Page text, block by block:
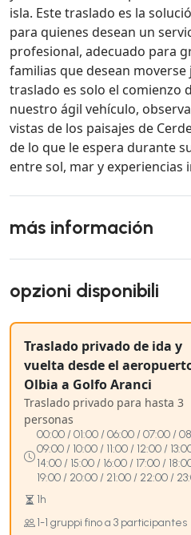
isla. Este traslado es la
para quienes desean un
profesional, adecuado para
familias que desean
traslado es solo el comienzo
nuestro ágil vehículo,
vistas de los paisajes de
de lo que le espera durante
entre sol, mar y experiencias
más información
opzioni disponibili
Traslado privado de ida y
vuelta desde el
Olbia a Golfo Aranci
Traslado privado para hasta 3
personas
00:00 / 01:00 / 06:00 / 07:00 /
09:00 / 10:00 / 11:00 / 12:00 /
14:00 / 15:00 / 16:00 / 17:00 /
19:00 / 20:00 / 21:00 / 22:00 /
1h
1-1 gruppi fino a 3 participantes